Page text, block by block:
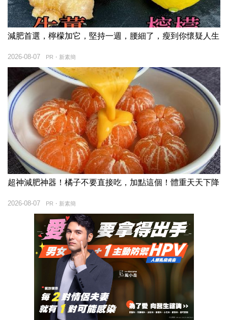
減肥首選，檸檬加它，堅持一週，腰細了，瘦到你懷疑人生
PR・新素簡
2026-08-07
超神減肥神器！橘子不要直接吃，加點這個！體重天天下降
PR・新素簡
2026-08-07